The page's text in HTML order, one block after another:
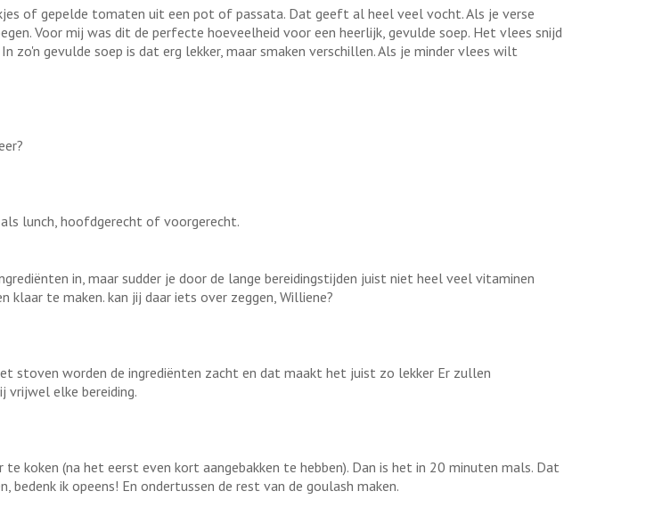
of gepelde tomaten uit een pot of passata. Dat geeft al heel veel vocht. Als je verse
Voor mij was dit de perfecte hoeveelheid voor een heerlijk, gevulde soep. Het vlees snijd
gevulde soep is dat erg lekker, maar smaken verschillen. Als je minder vlees wilt
lunch, hoofdgerecht of voorgerecht.
in, maar sudder je door de lange bereidingstijden juist niet heel veel vitaminen
te maken. kan jij daar iets over zeggen, Williene?
stoven worden de ingrediënten zacht en dat maakt het juist zo lekker Er zullen
elke bereiding.
te koken (na het eerst even kort aangebakken te hebben). Dan is het in 20 minuten mals. Dat
ik opeens! En ondertussen de rest van de goulash maken.